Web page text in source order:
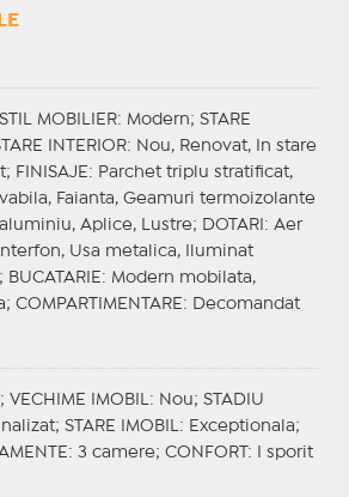
STIL MOBILIER: Modern; STARE
INTERIOR: Nou, Renovat, In stare
FINISAJE : Parchet triplu stratificat,
Faianta, Geamuri termoizolante
Aplice, Lustre;
DOTARI : Aer
Usa metalica, Iluminat
BUCATARIE : Modern mobilata,
COMPARTIMENTARE : Decomandat
VECHIME IMOBIL : Nou; STADIU
STARE IMOBIL : Exceptionala;
: 3 camere; CONFORT : I sporit